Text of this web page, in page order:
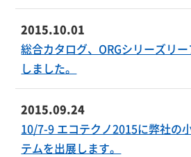
2015.10.01
総合カタログ、ORGシリーズリ
しました。
2015.09.24
10/7-9 エコテクノ2015に弊社の
テムを出展します。